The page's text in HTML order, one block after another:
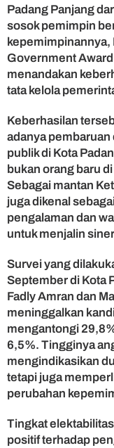
b
i
l
i
t
s
l
o
n
j
a
k
Padang Panjang
sosok pemimpin
kepemimpinannya,
Government
menandakan
tata kelola
Keberhasilan
adanya pembaruan
publik di Kota
bukan orang baru
Sebagai mantan
juga dikenal
pengalaman dan
untuk menjalin
Survei yang
September di Kota
Fadly Amran dan
meninggalkan
mengantongi
6,5%. Tingginya
mengindikasikan
tetapi juga
perubahan
Tingkat
positif terhadap